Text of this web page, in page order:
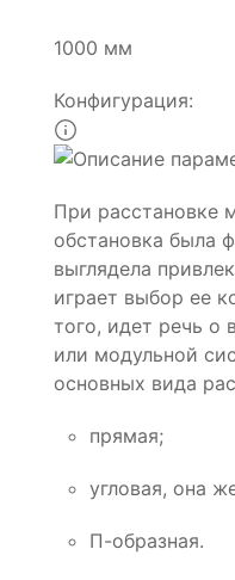
1000 мм
Конфигурация:
При расстановке
обстановка была
выглядела
играет выбор ее
того, идет речь о
или модульной
основных вида
прямая;
угловая, она
П-образная.